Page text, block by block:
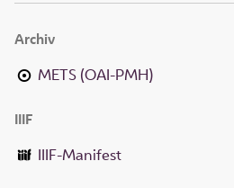
Archiv
METS (OAI-PMH)
IIIF
IIIF-Manifest